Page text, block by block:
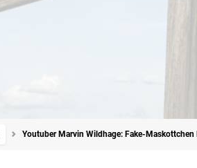
Youtuber Marvin Wildhage: Fake-